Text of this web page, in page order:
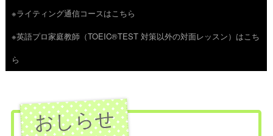
ツ
へ
ス
※ライティング通信コースはこちら
※英語プロ家庭教師（TOEIC®TEST 対策以外の対面レッスン）はこち
ら